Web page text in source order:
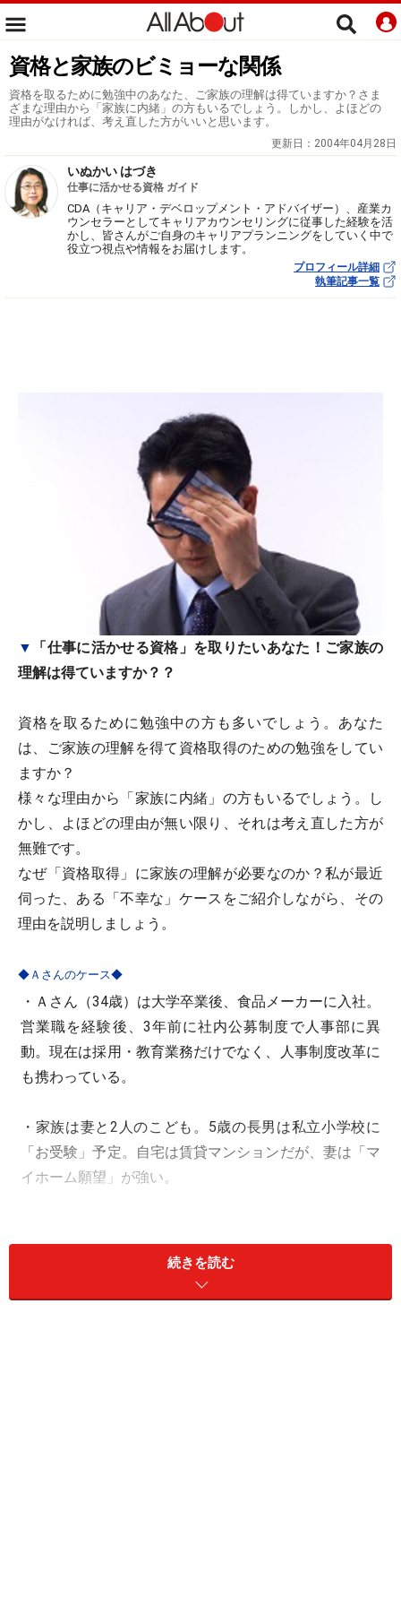
資格と家族のビミョーな関係
資格を取るために勉強中のあなた、ご家族の理解は得ていますか？さま
ざまな理由から「家族に内緒」の方もいるでしょう。しかし、よほどの
理由がなければ、考え直した方がいいと思います。
更新日： 2004年04月28日
いぬかい はづき
仕事に活かせる資格 ガイド
CDA（キャリア・デベロップメント・アドバイザー）、産業カ
ウンセラーとしてキャリアカウンセリングに従事した経験を活
かし、皆さんがご自身のキャリアプランニングをしていく中で
役立つ視点や情報をお届けします。
プロフィール詳細
執筆記事一覧
▼
「仕事に活かせる資格」を取りたいあなた！ご家族の
理解は得ていますか？？
資格を取るために勉強中の方も多いでしょう。あなた
は、ご家族の理解を得て資格取得のための勉強をしてい
ますか？
様々な理由から「家族に内緒」の方もいるでしょう。し
かし、よほどの理由が無い限り、それは考え直した方が
無難です。
なぜ「資格取得」に家族の理解が必要なのか？私が最近
伺った、ある「不幸な」ケースをご紹介しながら、その
理由を説明しましょう。
◆Ａさんのケース◆
・Ａさん（34歳）は大学卒業後、食品メーカーに入社。
営業職を経験後、3年前に社内公募制度で人事部に異
動。現在は採用・教育業務だけでなく、人事制度改革に
も携わっている。
・家族は妻と2人のこども。5歳の長男は私立小学校に
「お受験」予定。自宅は賃貸マンションだが、妻は「マ
イホーム願望」が強い。
り、人事部での仕事には大変魅力を感じている。人事制
度改革に携わったことで、人事労務に関する、より専門
的な知識を身につけたいと思うようになった。
続きを読む